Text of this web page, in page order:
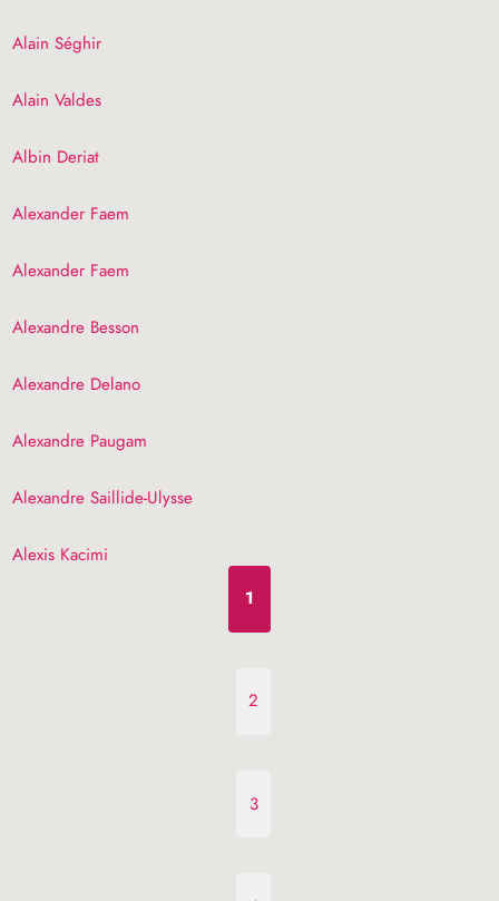
Alain Séghir
Alain Valdes
Albin Deriat
Alexander Faem
Alexander Faem
Alexandre Besson
Alexandre Delano
Alexandre Paugam
Alexandre Saillide-Ulysse
Alexis Kacimi
1
2
3